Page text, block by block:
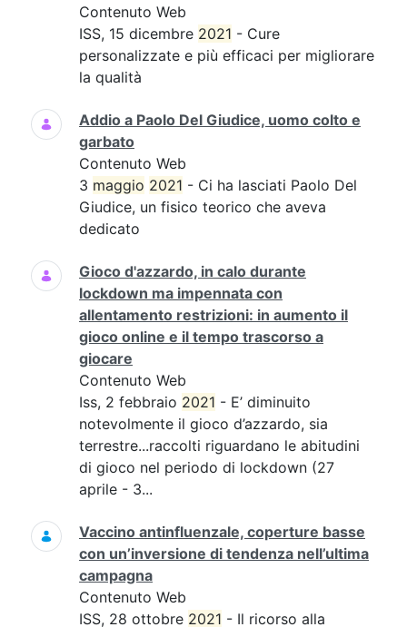
Contenuto Web
ISS, 15 dicembre 2021 - Cure
personalizzate e più efficaci per migliorare
la qualità
Addio a Paolo Del Giudice, uomo colto e
garbato
Contenuto Web
3 maggio 2021 - Ci ha lasciati Paolo Del
Giudice, un fisico teorico che aveva
dedicato
Gioco d'azzardo, in calo durante
lockdown ma impennata con
allentamento restrizioni: in aumento il
gioco online e il tempo trascorso a
giocare
Contenuto Web
Iss, 2 febbraio 2021 - E’ diminuito
notevolmente il gioco d’azzardo, sia
terrestre...raccolti riguardano le abitudini
di gioco nel periodo di lockdown (27
aprile - 3...
Vaccino antinfluenzale, coperture basse
con un’inversione di tendenza nell’ultima
campagna
Contenuto Web
ISS, 28 ottobre 2021 - Il ricorso alla